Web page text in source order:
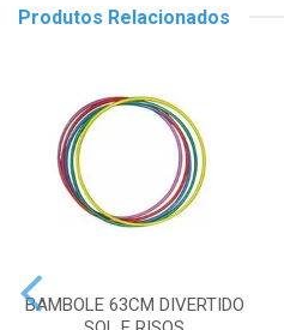
Produtos Relacionados
BAMBOLE 63CM DIVERTIDO